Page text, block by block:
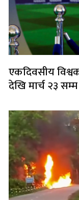
एकदिवसीय
देखि मार्च २३